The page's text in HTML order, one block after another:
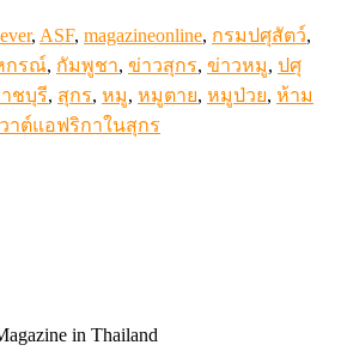
, ASF, magazineonline, กรมปศุสัตว์,
กรณ์, กัมพูชา, ข่าวสุกร, ข่าวหมู, ปศุ
ชบุรี, สุกร, หมู, หมูตาย, หมูป่วย, ห้าม
าต์แอฟริกาในสุกร
in Thailand